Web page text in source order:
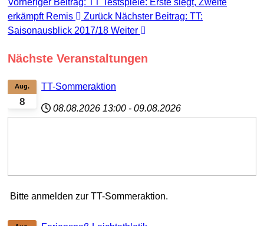
Vorheriger Beitrag: TT Testspiele: Erste siegt, Zweite
erkämpft Remis
Zurück Nächster Beitrag: TT:
Saisonausblick 2017/18 Weiter
Nächste Veranstaltungen
8
Aug. TT-Sommeraktion
08.08.2026 13:00 - 09.08.2026
Bitte anmelden zur TT-Sommeraktion.